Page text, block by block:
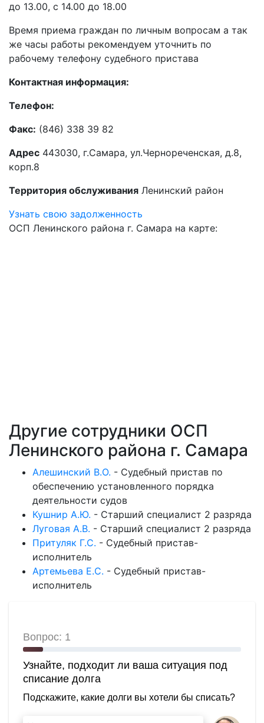
до 13.00, с 14.00 до 18.00
Время приема граждан по личным вопросам а так
же часы работы рекомендуем уточнить по
рабочему телефону судебного пристава
Контактная информация:
Телефон:
Факс: (846) 338 39 82
Адрес 443030, г.Самара, ул.Чернореченская, д.8,
корп.8
Территория обслуживания Ленинский район
Узнать свою задолженность
ОСП Ленинского района г. Самара на карте:
Другие сотрудники ОСП
Ленинского района г. Самара
Алешинский В.О. - Судебный пристав по
обеспечению установленного порядка
деятельности судов
Кушнир А.Ю. - Старший специалист 2 разряда
Луговая А.В. - Старший специалист 2 разряда
Притуляк Г.С. - Судебный пристав-
исполнитель
Артемьева Е.С. - Судебный пристав-
исполнитель